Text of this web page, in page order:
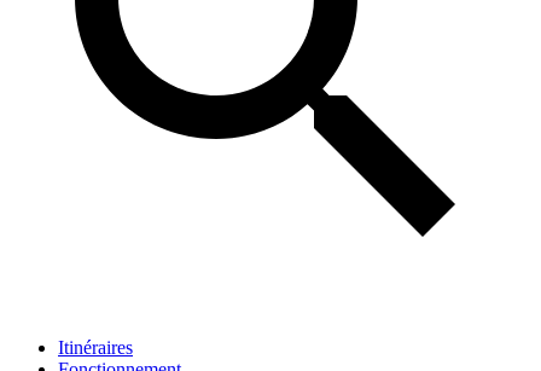
Itinéraires